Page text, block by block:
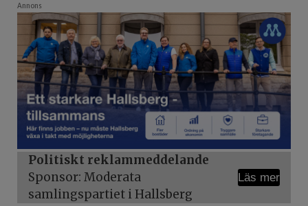
Annons
Politiskt reklammeddelande
Sponsor: Moderata
samlingspartiet i Hallsberg
Läs mer